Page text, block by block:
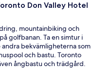
Don Valley Hotel
mountainbiking och
golfbanan. Ta en simtur i
bekvämligheterna som
och bastu. Toronto
ångbastu och trädgård.